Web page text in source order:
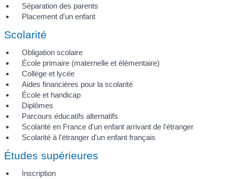
Séparation des parents
Placement d'un enfant
Scolarité
Obligation scolaire
École primaire (maternelle et élémentaire)
Collège et lycée
Aides financières pour la scolarité
École et handicap
Diplômes
Parcours éducatifs alternatifs
Scolarité en France d'un enfant arrivant de l'étranger
Scolarité à l'étranger d'un enfant français
Études supérieures
Inscription